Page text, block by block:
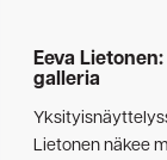
Eeva
galleria
Lietonen näkee